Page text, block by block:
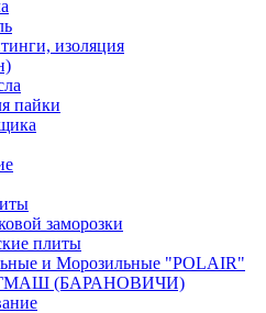
изоляция
пайки
заморозки
плиты
и Морозильные "POLAIR"
(БАРАНОВИЧИ)